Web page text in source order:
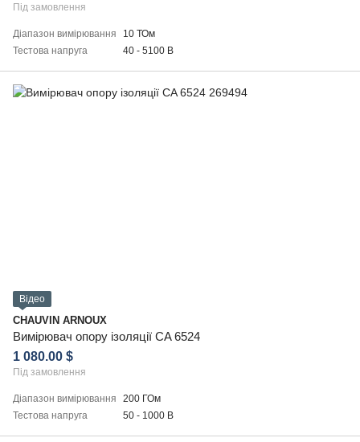
Під замовлення
Діапазон вимірювання
10 ТОм
Тестова напруга
40 - 5100 В
Відео
CHAUVIN ARNOUX
Вимірювач опору ізоляції CA 6524
1 080.00 $
Під замовлення
Діапазон вимірювання
200 ГОм
Тестова напруга
50 - 1000 В